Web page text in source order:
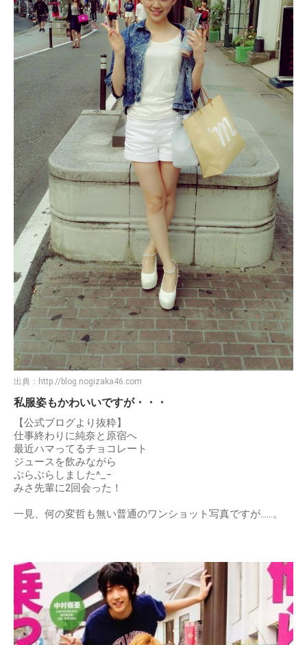
出典： http://blog.nogizaka46.com
私服姿もかわいいですが・・・
【公式ブログより抜粋】
仕事終わりに純奈と原宿へ
最近ハマってるチョコレート
ジュースを飲みながら
ぶらぶらしました^_−
みさ先輩に2回会った！
一見、何の変哲も無い普通のワンショット写真ですが……。